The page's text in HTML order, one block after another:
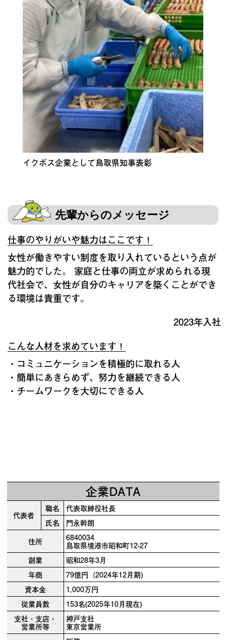
イクボス企業として鳥取県知事表彰
先輩からのメッセージ
仕事のやりがいや魅力はここです！
女性が働きやすい制度を取り入れているという点が
魅力的でした。 家庭と仕事の両立が求められる現
代社会で、女性が自分のキャリアを築くことができ
る環境は貴重です。
2023年入社
こんな人材を求めています！
・コミュニケーションを積極的に取れる人
・簡単にあきらめず、努力を継続できる人
・チームワークを大切にできる人
企業DATA
代表者
職名
代表取締役社長
氏名
門永幹朗
住所
6840034
鳥取県境港市昭和町12-27
創業
昭和28年3月
年商
79億円（2024年12月期)
資本金
1,000万円
従業員数
153名(2025年10月現在)
支社・支店・
営業所等
神戸支社
東京営業所